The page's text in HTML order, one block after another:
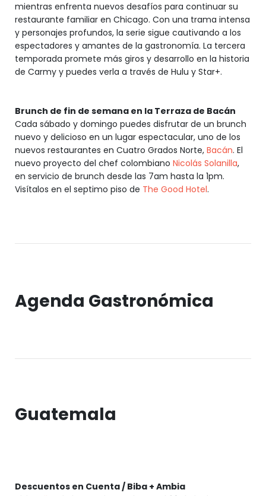
mientras enfrenta nuevos desafíos para continuar su
restaurante familiar en Chicago. Con una trama intensa
y personajes profundos, la serie sigue cautivando a los
espectadores y amantes de la gastronomía. La tercera
temporada promete más giros y desarrollo en la historia
de Carmy y puedes verla a través de Hulu y Star+.
Brunch de fin de semana en la Terraza de Bacán
Cada sábado y domingo puedes disfrutar de un brunch
nuevo y delicioso en un lugar espectacular, uno de los
nuevos restaurantes en Cuatro Grados Norte, Bacán. El
nuevo proyecto del chef colombiano Nicolás Solanilla,
en servicio de brunch desde las 7am hasta la 1pm.
Visítalos en el septimo piso de The Good Hotel.
Agenda Gastronómica
Guatemala
Descuentos en Cuenta / Biba + Ambia